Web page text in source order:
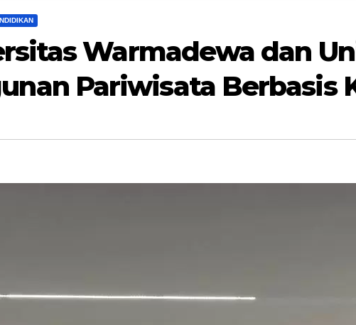
Warmadewa dan
Pariwisata Berbasis